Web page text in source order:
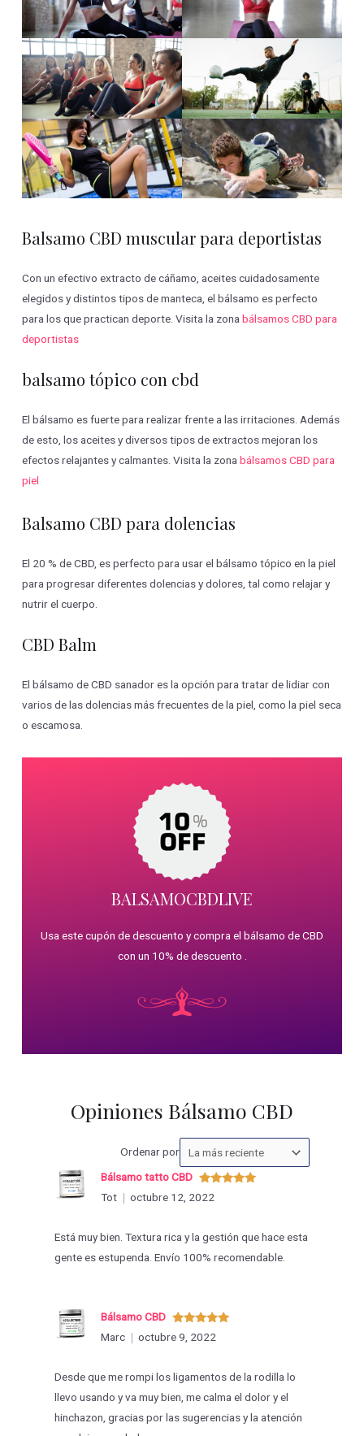
Balsamo CBD muscular para deportistas
Con un efectivo extracto de cáñamo, aceites cuidadosamente
elegidos y distintos tipos de manteca, el bálsamo es perfecto
para los que practican deporte. Visita la zonabálsamos CBD para
deportistas
balsamo tópico con cbd
El bálsamo es fuerte para realizar frente a las irritaciones. Además
de esto, los aceites y diversos tipos de extractos mejoran los
efectos relajantes y calmantes. Visita la zonabálsamos CBD para
piel
Balsamo CBD para dolencias
El 20 % de CBD, es perfecto para usar el bálsamo tópico en la piel
para progresar diferentes dolencias y dolores, tal como relajar y
nutrir el cuerpo.
CBD Balm
El bálsamo de CBD sanador es la opción para tratar de lidiar con
varios de las dolencias más frecuentes de la piel, como la piel seca
o escamosa.
BALSAMOCBDLIVE
Usa este cupón de descuento y compra el bálsamo de CBD
con un 10% de descuento .
Opiniones Bálsamo CBD
Ordenar porOrdenar
las
Valorado
con
Bálsamo tatto CBD
Tot
octubre 12, 2022
Está muy bien. Textura rica y la gestión que hace esta
gente es estupenda. Envío 100% recomendable.
Valorado
con5de 5
Bálsamo CBD
Marc
octubre 9, 2022
Desde que me rompi los ligamentos de la rodilla lo
llevo usando y va muy bien, me calma el dolor y el
hinchazon, gracias por las sugerencias y la atención